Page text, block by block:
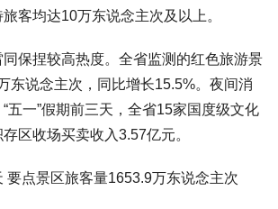
客均达10万东说念主次及以上。
保捏较高热度。全省监测的红色旅游景
东说念主次，同比增长15.5%。夜间消
五一”假期前三天，全省15家国度级文化
区收场买卖收入3.57亿元。
要点景区旅客量1653.9万东说念主次